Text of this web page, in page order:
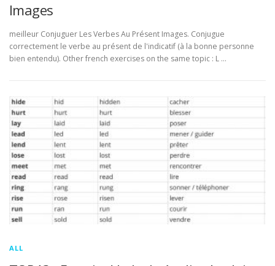
Images
meilleur Conjuguer Les Verbes Au Présent Images. Conjugue
correctement le verbe au présent de l'indicatif (à la bonne personne
bien entendu). Other french exercises on the same topic : L …
ALL